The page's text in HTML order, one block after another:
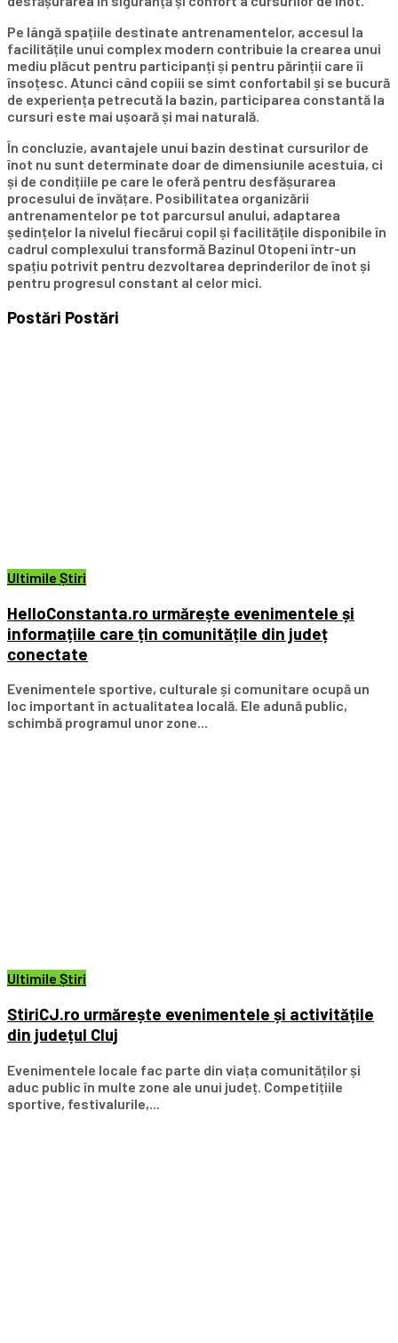
Pe lângă spațiile destinate antrenamentelor, accesul la
facilitățile unui complex modern contribuie la crearea unui
mediu plăcut pentru participanți și pentru părinții care îi
însoțesc. Atunci când copiii se simt confortabil și se bucură
de experiența petrecută la bazin, participarea constantă la
cursuri este mai ușoară și mai naturală.
În concluzie, avantajele unui bazin destinat cursurilor de
înot nu sunt determinate doar de dimensiunile acestuia, ci
și de condițiile pe care le oferă pentru desfășurarea
procesului de învățare. Posibilitatea organizării
antrenamentelor pe tot parcursul anului, adaptarea
ședințelor la nivelul fiecărui copil și facilitățile disponibile în
cadrul complexului transformă Bazinul Otopeni într-un
spațiu potrivit pentru dezvoltarea deprinderilor de înot și
pentru progresul constant al celor mici.
Postări Postări
Ultimile Știri
HelloConstanta.ro urmărește evenimentele și
informațiile care țin comunitățile din județ
conectate
Evenimentele sportive, culturale și comunitare ocupă un
loc important în actualitatea locală. Ele adună public,
schimbă programul unor zone...
Ultimile Știri
StiriCJ.ro urmărește evenimentele și activitățile
din județul Cluj
Evenimentele locale fac parte din viața comunităților și
aduc public în multe zone ale unui județ. Competițiile
sportive, festivalurile,...